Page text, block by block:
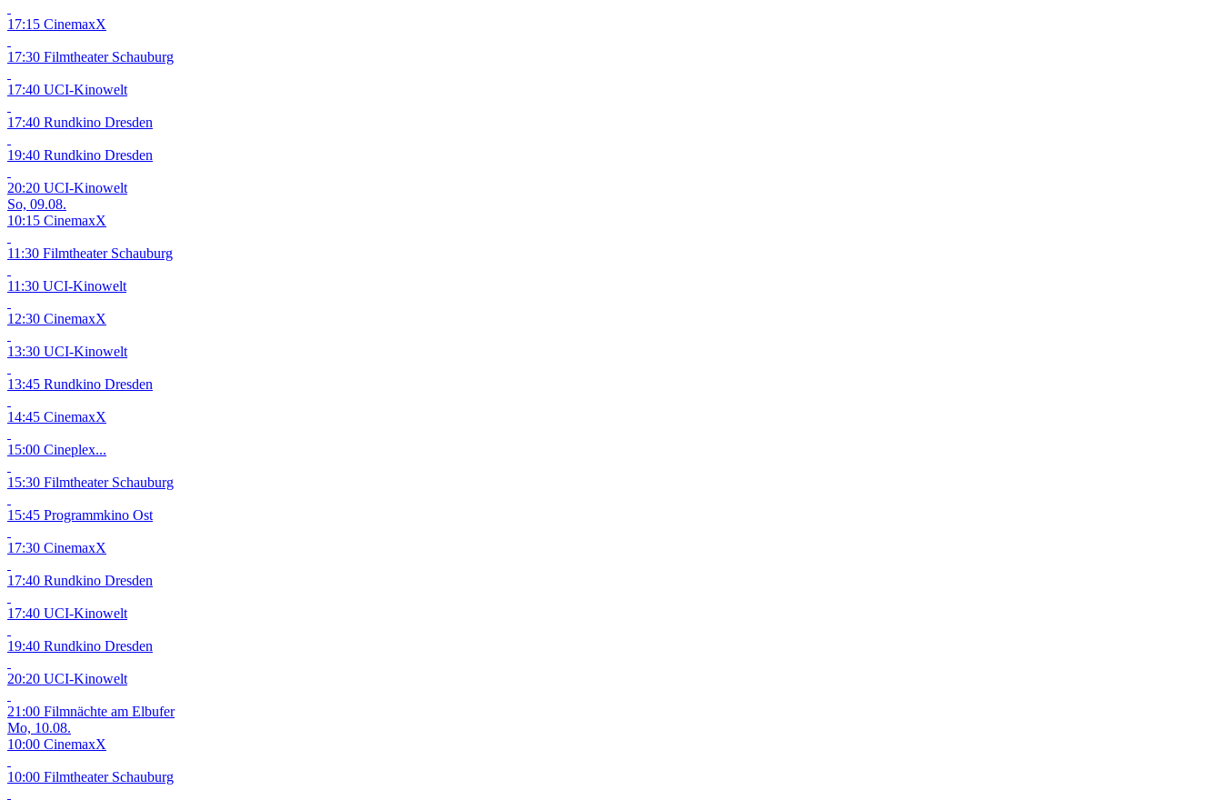
17:15 CinemaxX
17:30 Filmtheater Schauburg
17:40 UCI-Kinowelt
17:40 Rundkino Dresden
19:40 Rundkino Dresden
20:20 UCI-Kinowelt
So, 09.08.
10:15 CinemaxX
11:30 Filmtheater Schauburg
11:30 UCI-Kinowelt
12:30 CinemaxX
13:30 UCI-Kinowelt
13:45 Rundkino Dresden
14:45 CinemaxX
15:00 Cineplex...
15:30 Filmtheater Schauburg
15:45 Programmkino Ost
17:30 CinemaxX
17:40 Rundkino Dresden
17:40 UCI-Kinowelt
19:40 Rundkino Dresden
20:20 UCI-Kinowelt
21:00 Filmnächte am Elbufer
Mo, 10.08.
10:00 CinemaxX
10:00 Filmtheater Schauburg